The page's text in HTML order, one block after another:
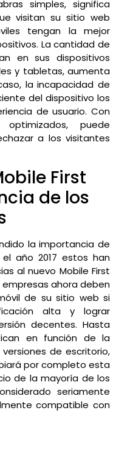
simples, significa
visitan su sitio web
tengan la mejor
La cantidad de
en sus dispositivos
y tabletas, aumenta
la incapacidad de
del dispositivo los
de usuario. Con
puede
a los visitantes
First
de los
la importancia de
año 2017 estos han
al nuevo Mobile First
empresas ahora deben
de su sitio web si
alta y lograr
decentes. Hasta
en función de la
de escritorio,
por completo esta
de la mayoría de los
seriamente
compatible con